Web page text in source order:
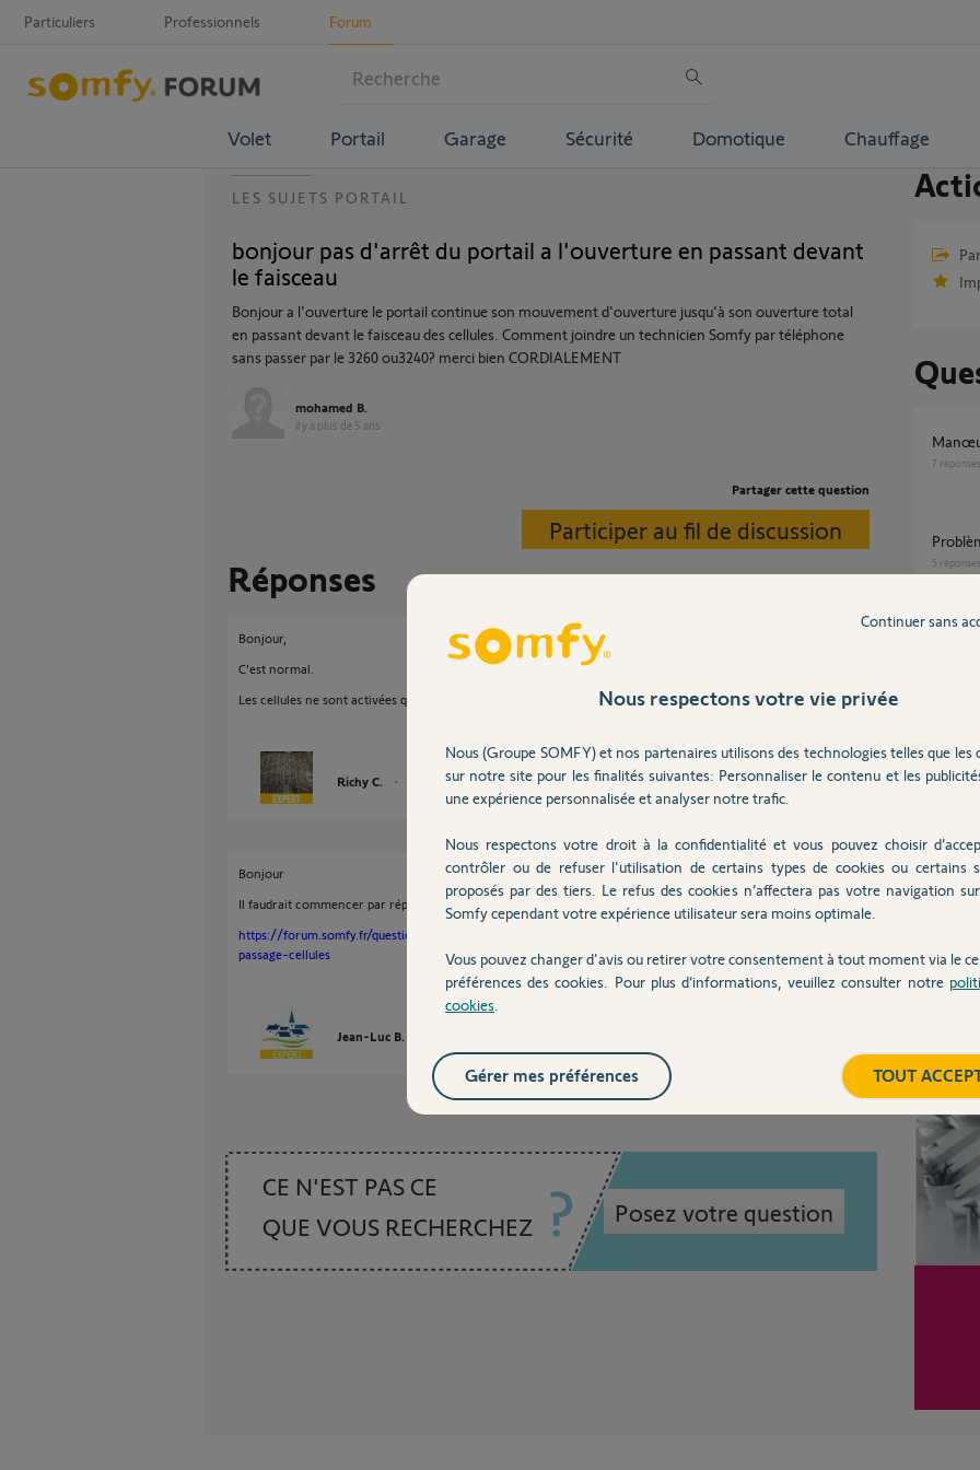
Particuliers Professionnels Forum
Volet Portail Garage Sécurité Domotique Chauffage
LES SUJETS PORTAIL
bonjour pas d'arrêt du portail a l'ouverture en passant devant
le faisceau
Bonjour a l'ouverture le portail continue son mouvement d'ouverture jusqu'à son ouverture total
en passant devant le faisceau des cellules. Comment joindre un technicien Somfy par téléphone
sans passer par le 3260 ou3240? merci bien CORDIALEMENT
mohamed B.
il y a plus de 5 ans
Partager cette question
Participer au fil de discussion
Réponses
Bonjour,
C'est normal.
Les cellules ne sont activées que pendant les fermetures.
Richy C. il y a plus de 5 ans
Bonjour
Il faudrait commencer par répondre aux questions qu'on vous pose !
https://forum.somfy.fr/questions/2516327-disfonctionnement-fermeture-portail-
passage-cellules
Jean-Luc B.
CE N'EST PAS CE
QUE VOUS RECHERCHEZ
Posez votre question
7 réponses
5 réponses
3s io ?
5réponses
cellule
6réponses
Nous respectons votre vie privée
Nous (Groupe SOMFY) et nos partenaires utilisons des technologies telles que les
sur notre site pour les finalités suivantes: Personnaliser le contenu et les
une expérience personnalisée et analyser notre trafic.
Nous respectons votre droit à la confidentialité et vous pouvez choisir
contrôler ou de refuser l'utilisation de certains types de cookies ou certains
proposés par des tiers. Le refus des cookies n’affectera pas votre navigation
Somfy cependant votre expérience utilisateur sera moins optimale.
Vous pouvez changer d'avis ou retirer votre consentement à tout moment via le
préférences des cookies. Pour plus d’informations, veuillez consulter notre
cookies
Continuer sans
TOUT
Gérer mes préférences